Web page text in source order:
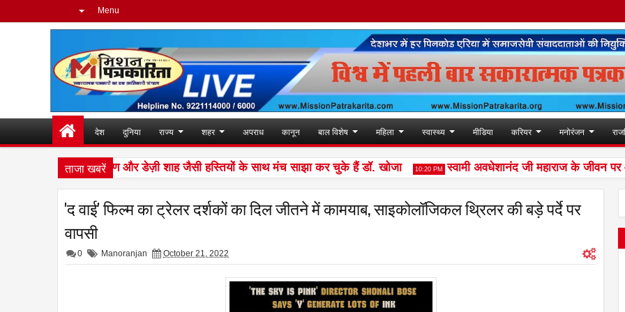
Menu
देश दुनिया राज्य शहर अपराध कानून बाल विशेष महिला स्वास्थ्य मीडिया करियर मनोरंजन
ताजा खबरें
उदित नारायण और डेज़ी शाह जैसी हस्तियों के साथ मंच साझा कर चुके हैं डॉ. खोजा 10:20 PM स्वामी अवधेशानंद जी महाराज के जीवन पर
'द वाई' फिल्म का ट्रेलर दर्शकों का दिल जीतने में कामयाब, साइकोलॉजिकल थ्रिलर की बड़े पर्दे पर
वापसी
0 Manoranjan October 21, 2022